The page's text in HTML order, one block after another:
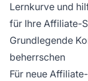
Lernkurve und
für Ihre Affiliate-
Grundlegende
beherrschen
Für neue